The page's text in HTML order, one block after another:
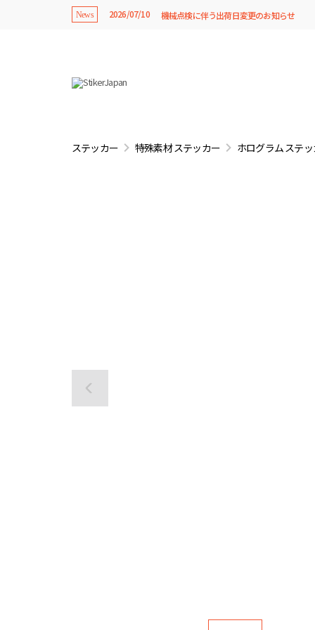
News 2026/07/10 機械点検に伴う出荷日変更のお知らせ
ステッカー 特殊素材 ステッカー ホログラム ステ